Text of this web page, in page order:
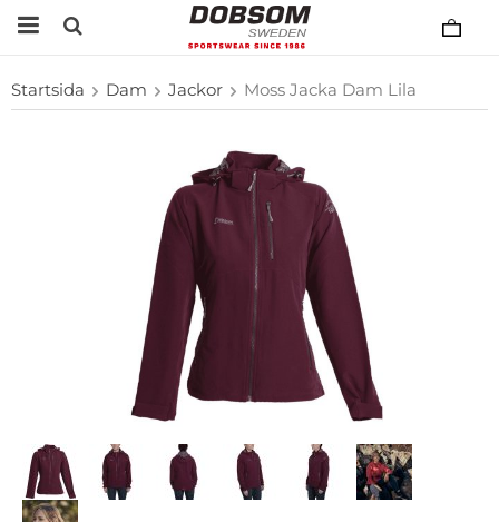
Startsida Dam Jackor Moss Jacka Dam Lila